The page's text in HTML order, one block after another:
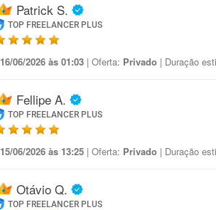
Patrick S.
TOP FREELANCER PLUS
16/06/2026 às 01:03 | Oferta: Privado | Duração
Fellipe A.
TOP FREELANCER PLUS
15/06/2026 às 13:25 | Oferta: Privado | Duração
Otávio Q.
TOP FREELANCER PLUS